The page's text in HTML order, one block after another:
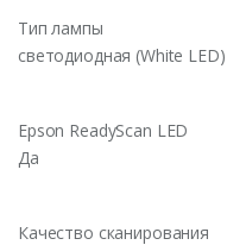
Тип лампы
светодиодная (White LED)
Epson ReadyScan LED
Да
Качество сканирования